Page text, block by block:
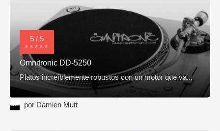
5 / 5
Omnitronic DD-5250
Platos increíblemente robustos con un motor que va...
por Damien Mutt